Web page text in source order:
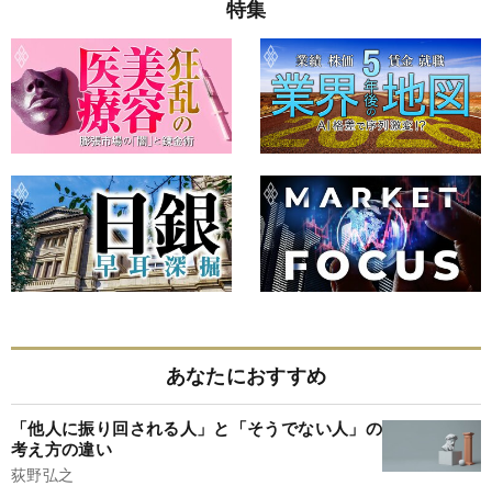
特集
あなたにおすすめ
「他人に振り回される人」と「そうでない人」の
考え方の違い
荻野弘之